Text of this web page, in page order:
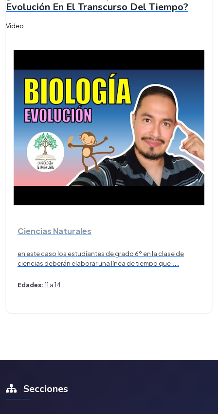
Evolución En El Transcurso Del Tiempo?
Video
Ciencias Naturales
en este caso los estudiantes de grado 6º en la clase de
ciencias deberán elaborar una línea de tiempo que ...
Edades:11 a 14
Secciones